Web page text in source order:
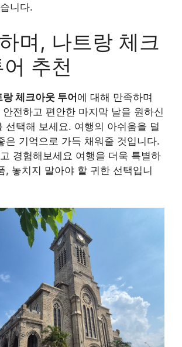
니다.
며, 나트랑 체크
추천
랑 체크아웃 투어 에 대해 만족하며
전하고 편안한 마지막 날을 원하신
선택해 보세요. 여행의 아쉬움을 덜
은 기억으로 가득 채워줄 것입니다.
경험해보세요 여행을 더욱 특별하
, 놓치지 말아야 할 귀한 선택입니